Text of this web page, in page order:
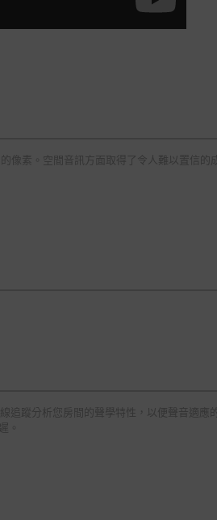
素。空間音訊方面取得了令人難以置信的
追蹤分析您房間的聲學特性，以便聲音適應
。